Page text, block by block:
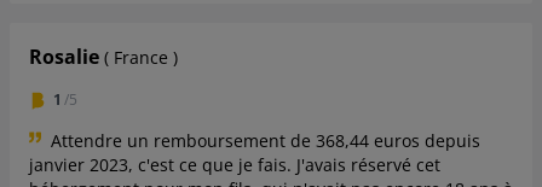
Rosalie ( France )
1 /5
Attendre un remboursement de 368,44 euros depuis
janvier 2023, c'est ce que je fais. J'avais réservé cet